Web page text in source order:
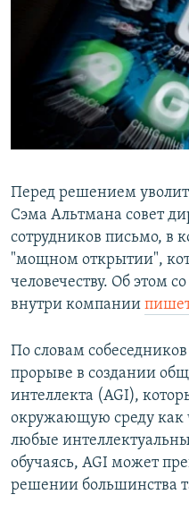
РАСПИСАНИЕ ВЕЩАНИЯ
ПОДПИШИТЕСЬ НА
СОЦИАЛЬНЫЕ СЕТИ
Все сайты РСЕ/РС
Перед решением
Сэма Альтмана совет
сотрудников письмо, в
"мощном открытии",
человечеству. Об этом
внутри компании
По словам
прорыве в создании
интеллекта (AGI),
окружающую среду как
любые
обучаясь, AGI может
решении большинства